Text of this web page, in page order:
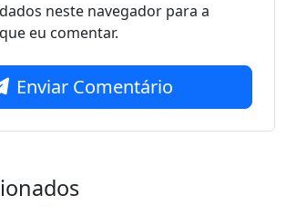
neste navegador para a
eu comentar.
Enviar Comentário